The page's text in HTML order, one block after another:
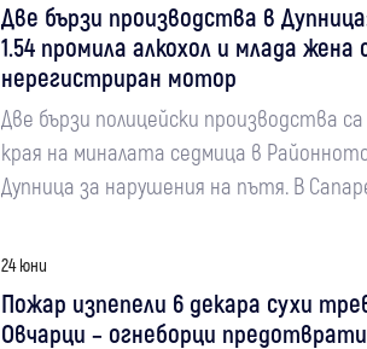
Две бързи производства в
1.54 промила алкохол и млада жена
нерегистриран мотор
Две бързи полицейски производства
края на миналата седмица в
Дупница за нарушения на пътя. В
24 юни
Пожар изпепели 6 декара сухи
Овчарци – огнеборци